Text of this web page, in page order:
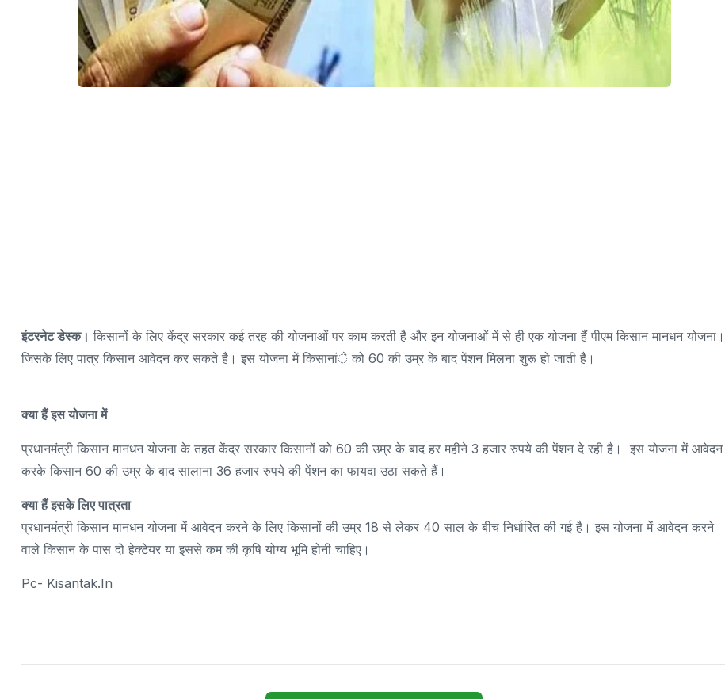
इंटरनेट डेस्क। किसानों के लिए केंद्र सरकार कई तरह की योजनाओं पर काम करती है और इन योजनाओं में से ही एक योजना हैं पीएम किसान मानधन योजना।
जिसके लिए पात्र किसान आवेदन कर सकते है। इस योजना में किसानांे को 60 की उम्र के बाद पेंशन मिलना शुरू हो जाती है।
क्या हैं इस योजना में
प्रधानमंत्री किसान मानधन योजना के तहत केंद्र सरकार किसानों को 60 की उम्र के बाद हर महीने 3 हजार रुपये की पेंशन दे रही है। इस योजना में आवेदन
करके किसान 60 की उम्र के बाद सालाना 36 हजार रुपये की पेंशन का फायदा उठा सकते हैं।
क्या हैं इसके लिए पात्रता
प्रधानमंत्री किसान मानधन योजना में आवेदन करने के लिए किसानों की उम्र 18 से लेकर 40 साल के बीच निर्धारित की गई है। इस योजना में आवेदन करने
वाले किसान के पास दो हेक्टेयर या इससे कम की कृषि योग्य भूमि होनी चाहिए।
Pc- Kisantak.in